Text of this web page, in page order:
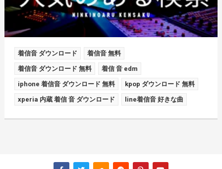
着信音 ダウンロード 着信音 無料
着信音 ダウンロード 無料 着信 音 edm
iphone 着信音 ダウンロード 無料 kpop ダウンロード 無料
xperia 内蔵 着信 音 ダウンロード line着信音 好きな曲